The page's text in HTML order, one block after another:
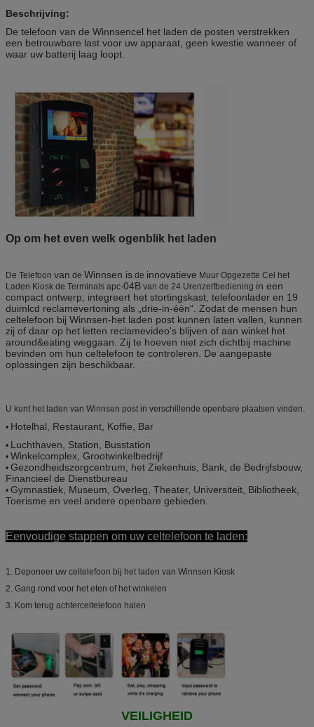
Beschrijving:
De telefoon van de Winnsencel het laden de posten verstrekken
een betrouwbare last voor uw apparaat, geen kwestie wanneer of
waar uw batterij laag loopt.
Op om het even welk ogenblik het laden
De Telefoon van de Winnsen is de innovatieve Muur Opgezette Cel het
Laden Kiosk de Terminals apc-04B van de 24 Urenzelfbediening in een
compact ontwerp, integreert het stortingskast, telefoonlader en 19
duimlcd reclamevertoning als „drie-in-één“. Zodat de mensen hun
celtelefoon bij Winnsen-het laden post kunnen laten vallen, kunnen
zij of daar op het letten reclamevideo's blijven of aan winkel het
around&eating weggaan. Zij te hoeven niet zich dichtbij machine
bevinden om hun celtelefoon te controleren. De aangepaste
oplossingen zijn beschikbaar.
U kunt het laden van Winnsen post in verschillende openbare plaatsen vinden.
• Hotelhal, Restaurant, Koffie, Bar
• Luchthaven, Station, Busstation
• Winkelcomplex, Grootwinkelbedrijf
• Gezondheidszorgcentrum, het Ziekenhuis, Bank, de Bedrijfsbouw,
Financieel de Dienstbureau
• Gymnastiek, Museum, Overleg, Theater, Universiteit, Bibliotheek,
Toerisme en veel andere openbare gebieden.
Eenvoudige stappen om uw celtelefoon te laden:
1. Deponeer uw celtelefoon bij het laden van Winnsen Kiosk
2. Gang rond voor het eten of het winkelen
3. Kom terug achterceltelefoon halen
VEILIGHEID